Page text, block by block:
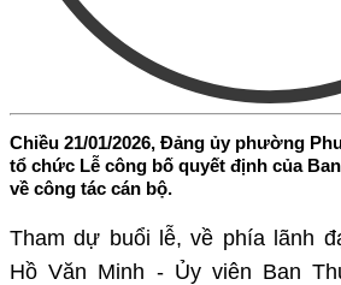
Chiều 21/01/2026, Đảng ủy phường
tổ chức Lễ công bố quyết định của
về công tác cán bộ.
Tham dự buổi lễ, về phía lãnh
Hồ Văn Minh - Ủy viên Ban